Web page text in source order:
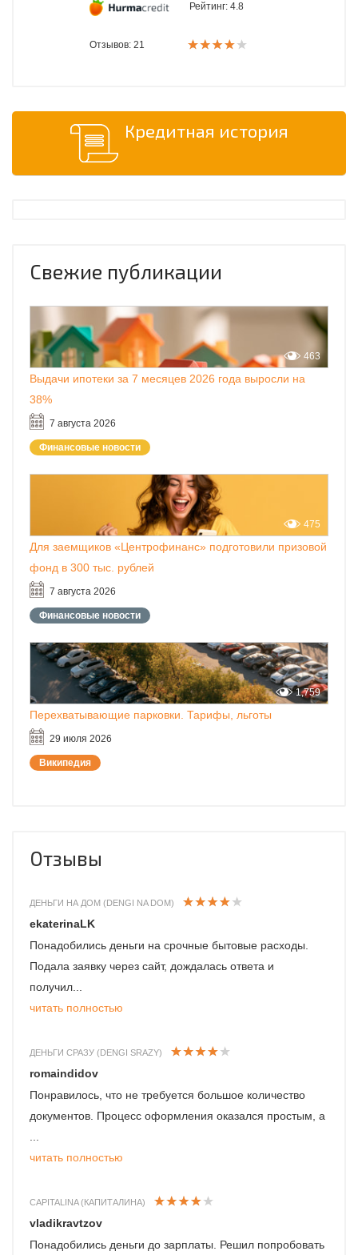
Рейтинг: 4.8
Отзывов: 21
Кредитная история
Свежие публикации
Выдачи ипотеки за 7 месяцев 2026 года выросли на
38%
7 августа 2026
463
Финансовые новости
Для заемщиков «Центрофинанс» подготовили призовой
фонд в 300 тыс. рублей
7 августа 2026
475
Финансовые новости
Перехватывающие парковки. Тарифы, льготы
29 июля 2026
1,759
Википедия
Отзывы
ДЕНЬГИ НА ДОМ (DENGI NA DOM)
ekaterinaLK
Понадобились деньги на срочные бытовые расходы.
Подала заявку через сайт, дождалась ответа и
получил...
читать полностью
ДЕНЬГИ СРАЗУ (DENGI SRAZY)
romaindidov
Понравилось, что не требуется большое количество
документов. Процесс оформления оказался простым, а
читать полностью
CAPITALINA (КАПИТАЛИНА)
vladikravtzov
Понадобились деньги до зарплаты. Решил попробовать